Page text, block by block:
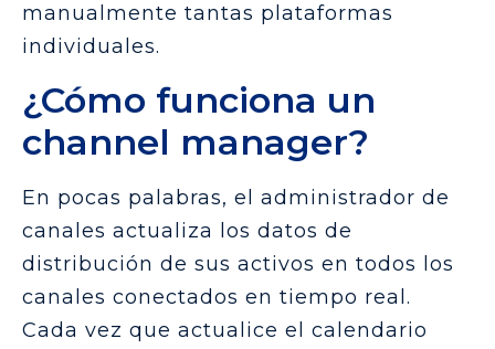
manualmente tantas plataformas
individuales.
¿Cómo funciona un
channel manager?
En pocas palabras, el administrador de
canales actualiza los datos de
distribución de sus activos en todos los
canales conectados en tiempo real.
Cada vez que actualice el calendario